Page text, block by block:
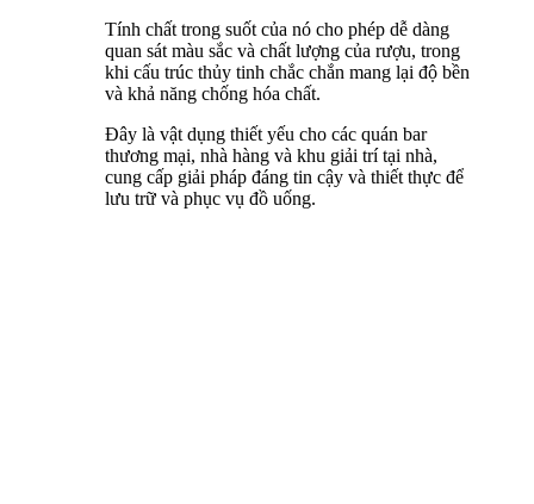
Tính chất trong suốt của nó cho phép dễ dàng
quan sát màu sắc và chất lượng của rượu, trong
khi cấu trúc thủy tinh chắc chắn mang lại độ bền
và khả năng chống hóa chất.
Đây là vật dụng thiết yếu cho các quán bar
thương mại, nhà hàng và khu giải trí tại nhà,
cung cấp giải pháp đáng tin cậy và thiết thực để
lưu trữ và phục vụ đồ uống.